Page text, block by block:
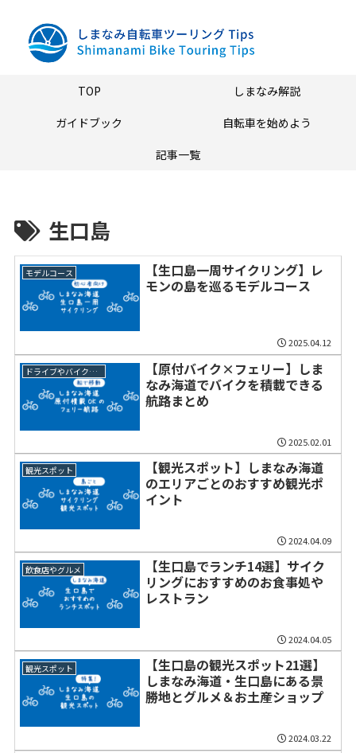
TOP
しまなみ解説
ガイドブック
自転車を始めよう
記事一覧
生口島
モデルコース
【生口島一周サイクリング】レ
モンの島を巡るモデルコース
2025.04.12
ドライブやバイクツーリング
【原付バイク×フェリー】しま
なみ海道でバイクを積載できる
航路まとめ
2025.02.01
観光スポット
【観光スポット】しまなみ海道
のエリアごとのおすすめ観光ポ
イント
2024.04.09
飲食店やグルメ
【生口島でランチ14選】サイク
リングにおすすめのお食事処や
レストラン
2024.04.05
観光スポット
【生口島の観光スポット21選】
しまなみ海道・生口島にある景
勝地とグルメ＆お土産ショップ
2024.03.22